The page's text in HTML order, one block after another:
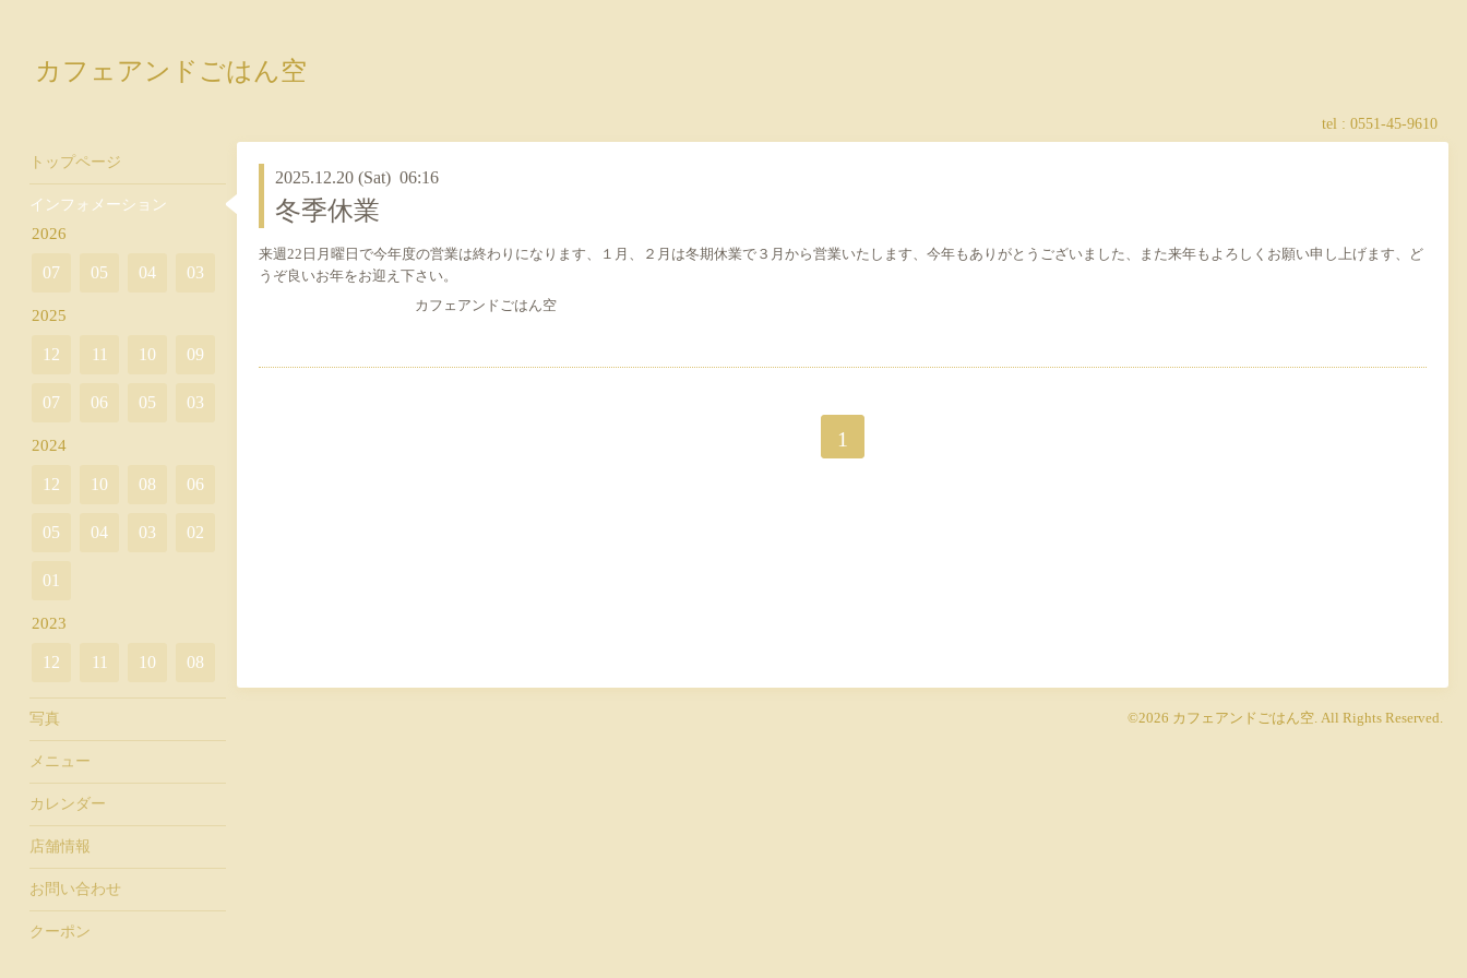
カフェアンドごはん空
tel : 0551-45-9610
2025.12.20 (Sat) 06:16
冬季休業
来週22日月曜日で今年度の営業は終わりになります、１月、２月は冬期休業で３月から営業いたします、今年もありがとうございました、また来年もよろしくお願い申し上げます、ど
うぞ良いお年をお迎え下さい。
カフェアンドごはん空
1
©2026 カフェアンドごはん空. All Rights Reserved.
トップページ
インフォメーション
2026
07 05 04 03
2025
12 11 10 09
07 06 05 03
2024
12 10 08 06
05 04 03 02
01
2023
12 11 10 08
写真
メニュー
カレンダー
店舗情報
お問い合わせ
クーポン